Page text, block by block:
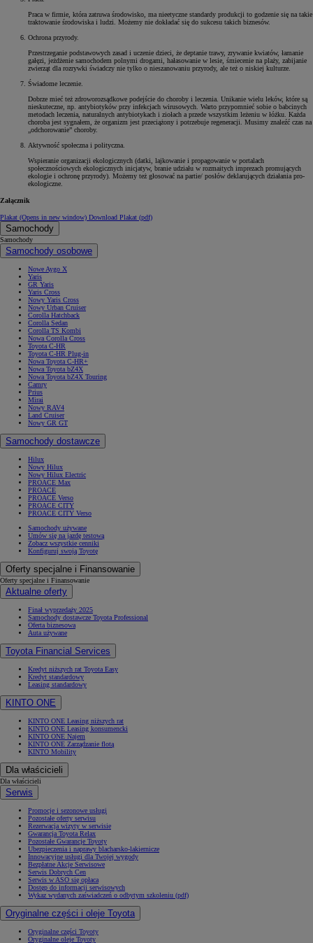
Praca w firmie, która zatruwa środowisko, ma nieetyczne standardy produkcji to godzenie się na takie
traktowanie środowiska i ludzi. Możemy nie dokładać się do sukcesu takich biznesów.
Ochrona przyrody.
Przestrzeganie podstawowych zasad i uczenie dzieci, że deptanie trawy, zrywanie kwiatów, łamanie
gałęzi, jeżdżenie samochodem polnymi drogami, hałasowanie w lesie, śmiecenie na plaży, zabijanie
zwierząt dla rozrywki świadczy nie tylko o nieszanowaniu przyrody, ale też o niskiej kulturze.
Świadome leczenie.
Dobrze mieć też zdroworozsądkowe podejście do choroby i leczenia. Unikanie wielu leków, które są
nieskuteczne, np. antybiotyków przy infekcjach wirusowych. Warto przypomnieć sobie o babcinych
metodach leczenia, naturalnych antybiotykach i ziołach a przede wszystkim leżeniu w łóżku. Każda
choroba jest sygnałem, że organizm jest przeciążony i potrzebuje regeneracji. Musimy znaleźć czas na
„odchorowanie” choroby.
Aktywność społeczna i polityczna.
Wspieranie organizacji ekologicznych (datki, lajkowanie i propagowanie w portalach
społecznościowych ekologicznych inicjatyw, branie udziału w rozmaitych imprezach promujących
ekologie i ochronę przyrody). Możemy też głosować na partie/ posłów deklarujących działania pro-
ekologiczne.
Załącznik
Plakat (Opens in new window) Download Plakat (pdf)
Samochody
Samochody
Samochody osobowe
Nowe Aygo X
Yaris
GR Yaris
Yaris Cross
Nowy Yaris Cross
Nowy Urban Cruiser
Corolla Hatchback
Corolla Sedan
Corolla TS Kombi
Nowa Corolla Cross
Toyota C-HR
Toyota C-HR Plug-in
Nowa Toyota C-HR+
Nowa Toyota bZ4X
Nowa Toyota bZ4X Touring
Camry
Prius
Mirai
Nowy RAV4
Land Cruiser
Nowy GR GT
Samochody dostawcze
Hilux
Nowy Hilux
Nowy Hilux Electric
PROACE Max
PROACE
PROACE Verso
PROACE CITY
PROACE CITY Verso
Samochody używane
Umów się na jazdę testową
Zobacz wszystkie cenniki
Konfiguruj swoją Toyotę
Oferty specjalne i Finansowanie
Oferty specjalne i Finansowanie
Aktualne oferty
Finał wyprzedaży 2025
Samochody dostawcze Toyota Professional
Oferta biznesowa
Auta używane
Toyota Financial Services
Kredyt niższych rat Toyota Easy
Kredyt standardowy
Leasing standardowy
KINTO ONE
KINTO ONE Leasing niższych rat
KINTO ONE Leasing konsumencki
KINTO ONE Najem
KINTO ONE Zarządzanie flotą
KINTO Mobility
Dla właścicieli
Dla właścicieli
Serwis
Promocje i sezonowe usługi
Pozostałe oferty serwisu
Rezerwacja wizyty w serwisie
Gwarancja Toyota Relax
Pozostałe Gwarancje Toyoty
Ubezpieczenia i naprawy blacharsko-lakiernicze
Innowacyjne usługi dla Twojej wygody
Bezpłatne Akcje Serwisowe
Serwis Dobrych Cen
Serwis w ASO się opłaca
Dostęp do informacji serwisowych
Wykaz wydanych zaświadczeń o odbytym szkoleniu (pdf)
Oryginalne części i oleje Toyota
Oryginalne części Toyoty
Oryginalne oleje Toyoty